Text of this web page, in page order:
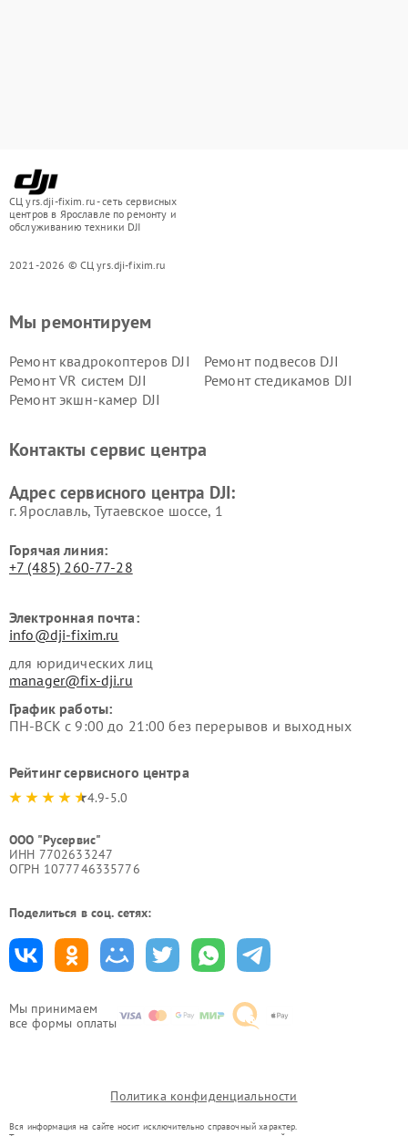
СЦ yrs.dji-fixim.ru - сеть сервисных
центров в Ярославле по ремонту и
обслуживанию техники DJI
2021-2026 © СЦ yrs.dji-fixim.ru
Мы принимаем
все формы оплаты
Мы ремонтируем
Ремонт квадрокоптеров DJI
Ремонт подвесов DJI
Ремонт VR систем DJI
Ремонт стедикамов DJI
Ремонт экшн-камер DJI
Контакты сервис центра
Адрес сервисного центра DJI:
г. Ярославль, Тутаевское шоссе, 1
Горячая линия:
+7 (485) 260-77-28
Электронная почта:
info@dji-fixim.ru
для юридических лиц
manager@fix-dji.ru
График работы:
ПН-ВСК с 9:00 до 21:00 без перерывов и выходных
Рейтинг сервисного центра
4.9-5.0
ООО "Русервис"
ИНН 7702633247
ОГРН 1077746335776
Поделиться в соц. сетях:
Политика конфиденциальности
Вся информация на сайте носит исключительно справочный характер.